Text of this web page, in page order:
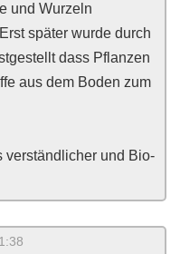
und Wurzeln
später wurde durch
dass Pflanzen
aus dem Boden zum
verständlicher und Bio-